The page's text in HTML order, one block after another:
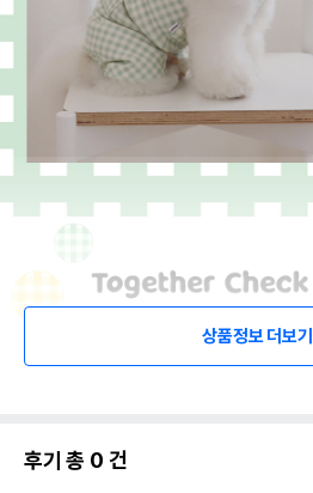
상품정보 더보기
후기 총 0 건